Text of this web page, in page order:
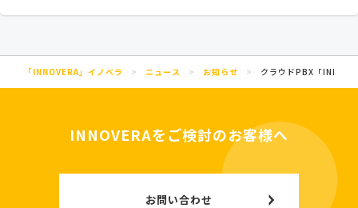
「INNOVERA」イノベラ > ニュース > お知らせ > クラウドPBX「
INNOVERAをご検討のお客様へ
お問い合わせ